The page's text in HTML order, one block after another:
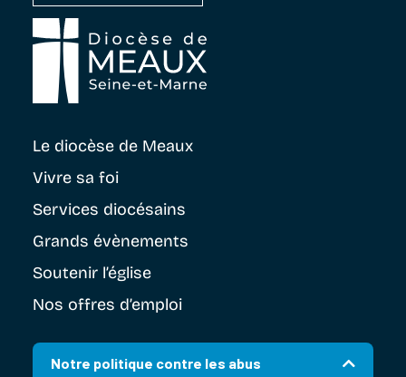
Le diocèse de Meaux
Vivre sa foi
Services diocésains
Grands évènements
Soutenir l’église
Nos offres d’emploi
Notre politique contre les abus